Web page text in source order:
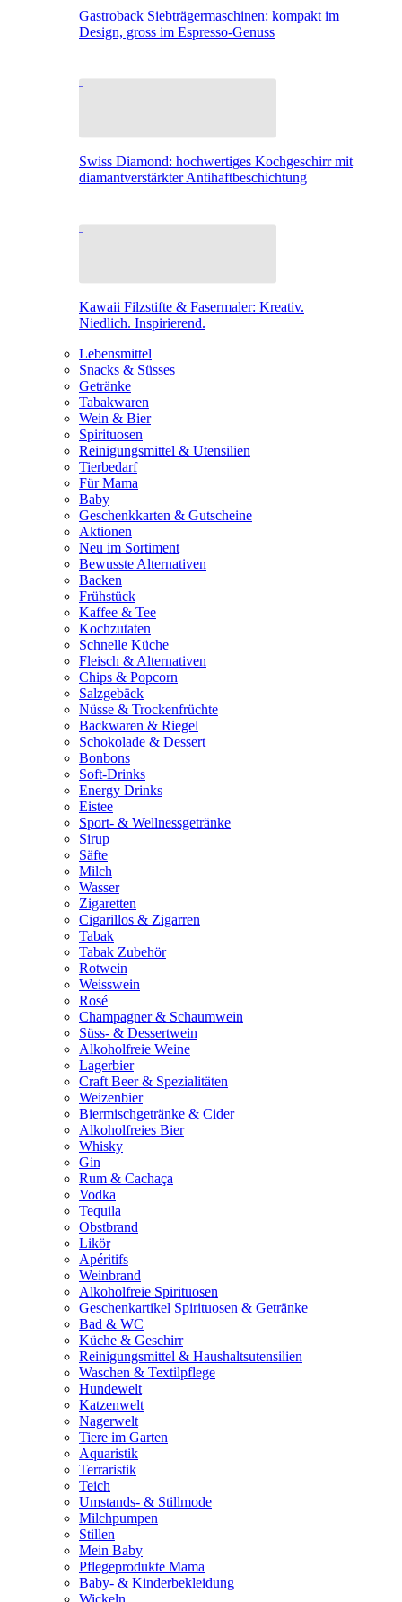
Gastroback Siebträgermaschinen: kompakt im
Design, gross im Espresso-Genuss
Swiss Diamond: hochwertiges Kochgeschirr mit
diamantverstärkter Antihaftbeschichtung
Kawaii Filzstifte & Fasermaler: Kreativ.
Niedlich. Inspirierend.
Lebensmittel
Snacks & Süsses
Getränke
Tabakwaren
Wein & Bier
Spirituosen
Reinigungsmittel & Utensilien
Tierbedarf
Für Mama
Baby
Geschenkkarten & Gutscheine
Aktionen
Neu im Sortiment
Bewusste Alternativen
Backen
Frühstück
Kaffee & Tee
Kochzutaten
Schnelle Küche
Fleisch & Alternativen
Chips & Popcorn
Salzgebäck
Nüsse & Trockenfrüchte
Backwaren & Riegel
Schokolade & Dessert
Bonbons
Soft-Drinks
Energy Drinks
Eistee
Sport- & Wellnessgetränke
Sirup
Säfte
Milch
Wasser
Zigaretten
Cigarillos & Zigarren
Tabak
Tabak Zubehör
Rotwein
Weisswein
Rosé
Champagner & Schaumwein
Süss- & Dessertwein
Alkoholfreie Weine
Lagerbier
Craft Beer & Spezialitäten
Weizenbier
Biermischgetränke & Cider
Alkoholfreies Bier
Whisky
Gin
Rum & Cachaça
Vodka
Tequila
Obstbrand
Likör
Apéritifs
Weinbrand
Alkoholfreie Spirituosen
Geschenkartikel Spirituosen & Getränke
Bad & WC
Küche & Geschirr
Reinigungsmittel & Haushaltsutensilien
Waschen & Textilpflege
Hundewelt
Katzenwelt
Nagerwelt
Tiere im Garten
Aquaristik
Terraristik
Teich
Umstands- & Stillmode
Milchpumpen
Stillen
Mein Baby
Pflegeprodukte Mama
Baby- & Kinderbekleidung
Wickeln